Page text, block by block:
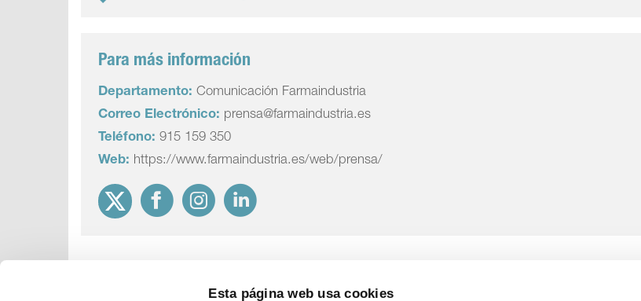
Esta página web usa cookies
Para más información
Departamento: Comunicación Farmaindustria
Correo Electrónico: prensa@farmaindustria.es
Teléfono: 915 159 350
Web: https://www.farmaindustria.es/web/prensa/